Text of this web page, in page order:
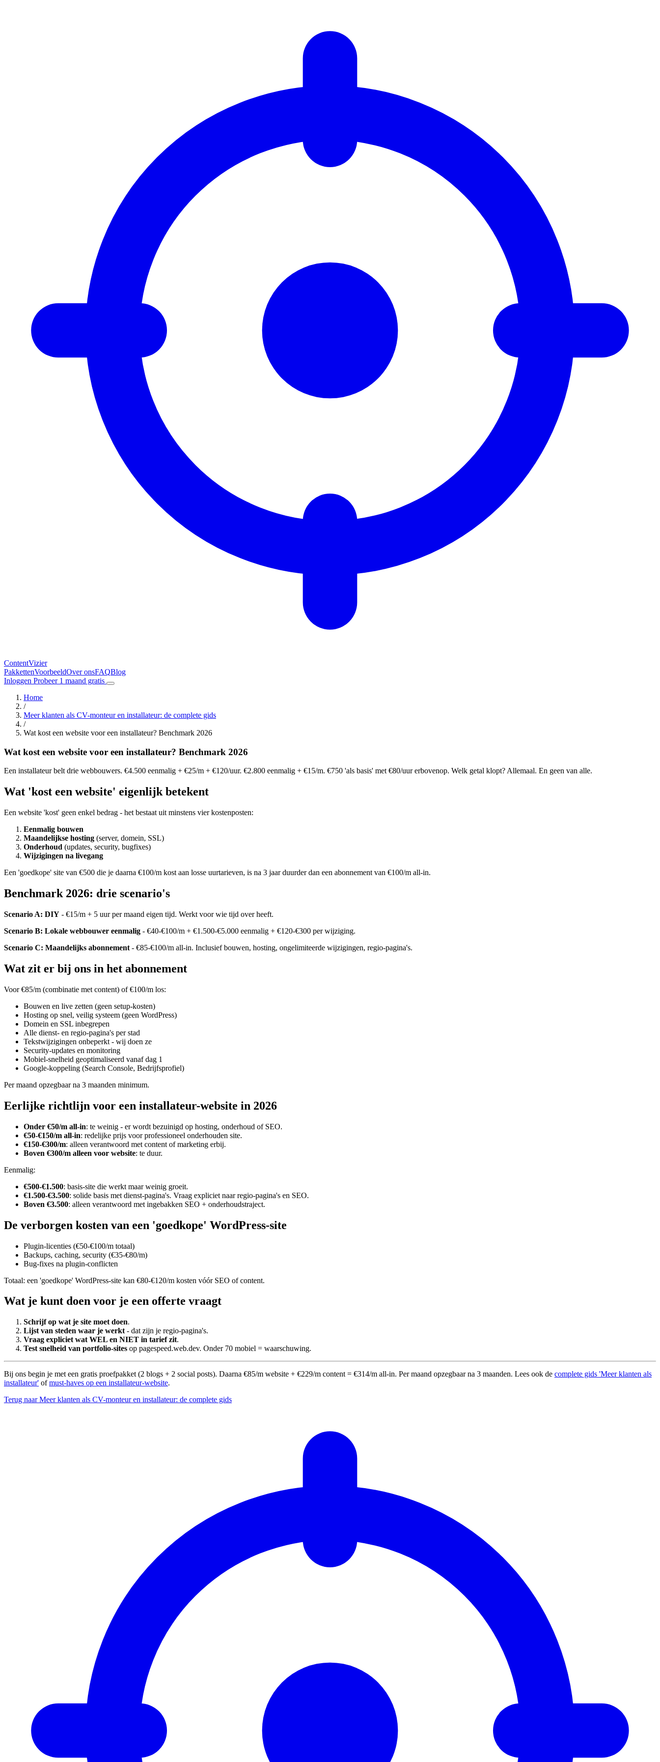
ContentVizier
PakkettenVoorbeeldOver onsFAQBlog
Inloggen Probeer 1 maand gratis
Home
/
Meer klanten als CV-monteur en installateur: de complete gids
/
Wat kost een website voor een installateur? Benchmark 2026
Wat kost een website voor een installateur? Benchmark 2026
Een installateur belt drie webbouwers. €4.500 eenmalig + €25/m + €120/uur. €2.800 eenmalig + €15/m. €750 'als basis' met €80/uur erbovenop. Welk getal klopt? Allemaal. En geen van alle.
Wat 'kost een website' eigenlijk betekent
Een website 'kost' geen enkel bedrag - het bestaat uit minstens vier kostenposten:
Eenmalig bouwen
Maandelijkse hosting (server, domein, SSL)
Onderhoud (updates, security, bugfixes)
Wijzigingen na livegang
Een 'goedkope' site van €500 die je daarna €100/m kost aan losse uurtarieven, is na 3 jaar duurder dan een abonnement van €100/m all-in.
Benchmark 2026: drie scenario's
Scenario A: DIY - €15/m + 5 uur per maand eigen tijd. Werkt voor wie tijd over heeft.
Scenario B: Lokale webbouwer eenmalig - €40-€100/m + €1.500-€5.000 eenmalig + €120-€300 per wijziging.
Scenario C: Maandelijks abonnement - €85-€100/m all-in. Inclusief bouwen, hosting, ongelimiteerde wijzigingen, regio-pagina's.
Wat zit er bij ons in het abonnement
Voor €85/m (combinatie met content) of €100/m los:
Bouwen en live zetten (geen setup-kosten)
Hosting op snel, veilig systeem (geen WordPress)
Domein en SSL inbegrepen
Alle dienst- en regio-pagina's per stad
Tekstwijzigingen onbeperkt - wij doen ze
Security-updates en monitoring
Mobiel-snelheid geoptimaliseerd vanaf dag 1
Google-koppeling (Search Console, Bedrijfsprofiel)
Per maand opzegbaar na 3 maanden minimum.
Eerlijke richtlijn voor een installateur-website in 2026
Onder €50/m all-in: te weinig - er wordt bezuinigd op hosting, onderhoud of SEO.
€50-€150/m all-in: redelijke prijs voor professioneel onderhouden site.
€150-€300/m: alleen verantwoord met content of marketing erbij.
Boven €300/m alleen voor website: te duur.
Eenmalig:
€500-€1.500: basis-site die werkt maar weinig groeit.
€1.500-€3.500: solide basis met dienst-pagina's. Vraag expliciet naar regio-pagina's en SEO.
Boven €3.500: alleen verantwoord met ingebakken SEO + onderhoudstraject.
De verborgen kosten van een 'goedkope' WordPress-site
Plugin-licenties (€50-€100/m totaal)
Backups, caching, security (€35-€80/m)
Bug-fixes na plugin-conflicten
Totaal: een 'goedkope' WordPress-site kan €80-€120/m kosten vóór SEO of content.
Wat je kunt doen voor je een offerte vraagt
Schrijf op wat je site moet doen.
Lijst van steden waar je werkt - dat zijn je regio-pagina's.
Vraag expliciet wat WEL en NIET in tarief zit.
Test snelheid van portfolio-sites op pagespeed.web.dev. Onder 70 mobiel = waarschuwing.
Bij ons begin je met een gratis proefpakket (2 blogs + 2 social posts). Daarna €85/m website + €229/m content = €314/m all-in. Per maand opzegbaar na 3 maanden. Lees ook de complete gids 'Meer klanten als
installateur' ofmust-haves op een installateur-website.
Terug naar Meer klanten als CV-monteur en installateur: de complete gids